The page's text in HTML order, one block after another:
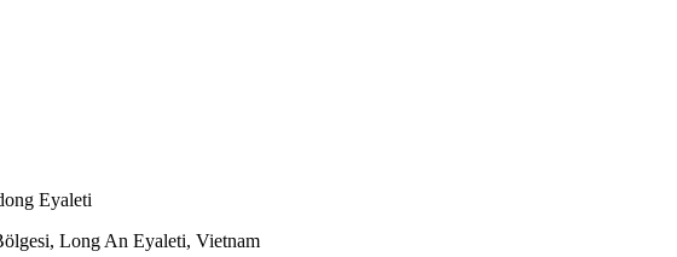
Eyaleti
Long An Eyaleti, Vietnam